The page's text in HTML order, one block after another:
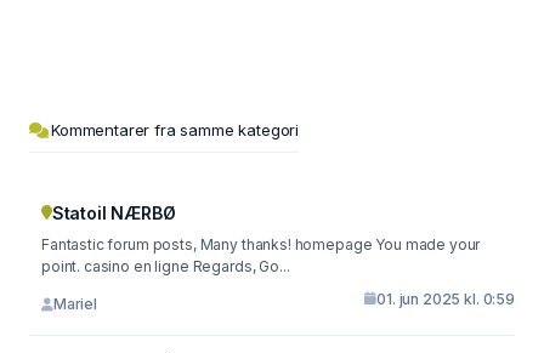
Kommentarer fra samme kategori
Statoil NÆRBØ
Fantastic forum posts, Many thanks! homepage You made your
point. casino en ligne Regards, Go...
Mariel 01. jun 2025 kl. 0:59